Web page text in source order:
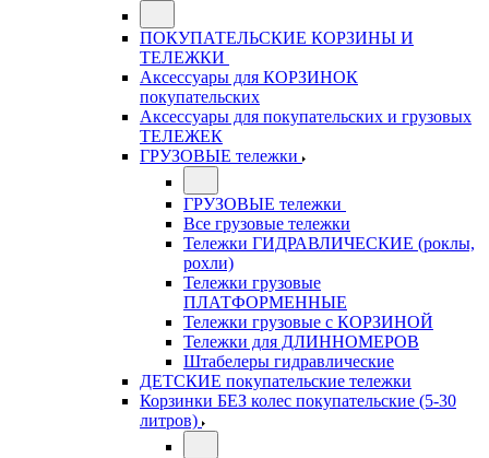
ПОКУПАТЕЛЬСКИЕ КОРЗИНЫ И
ТЕЛЕЖКИ
Аксессуары для КОРЗИНОК
покупательских
Аксессуары для покупательских и грузовых
ТЕЛЕЖЕК
ГРУЗОВЫЕ тележки
ГРУЗОВЫЕ тележки
Все грузовые тележки
Тележки ГИДРАВЛИЧЕСКИЕ (роклы,
рохли)
Тележки грузовые
ПЛАТФОРМЕННЫЕ
Тележки грузовые с КОРЗИНОЙ
Тележки для ДЛИННОМЕРОВ
Штабелеры гидравлические
ДЕТСКИЕ покупательские тележки
Корзинки БЕЗ колес покупательские (5-30
литров)